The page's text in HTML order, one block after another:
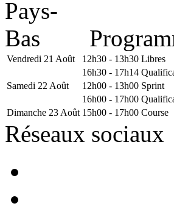
Vendredi 21 Août 12h30 - 13h30 Libres
16h30 - 17h14
Samedi 22 Août
12h00 - 13h00 Sprint
16h00 - 17h00
Dimanche 23 Août 15h00 - 17h00 Course
Réseaux sociaux